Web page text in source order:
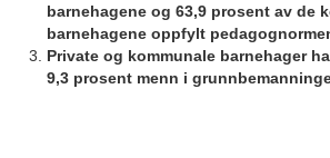
barnehagene og 63,9 prosent av de
barnehagene oppfylt
Private og kommunale barnehager
9,3 prosent menn i